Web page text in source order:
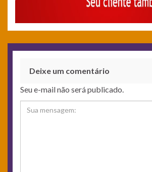
Deixe um comentário
Seu e-mail não será publicado.